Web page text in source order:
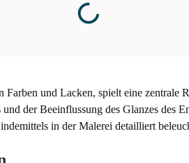
und Lacken, spielt eine zentrale
der Beeinflussung des Glanzes des
in der Malerei detailliert